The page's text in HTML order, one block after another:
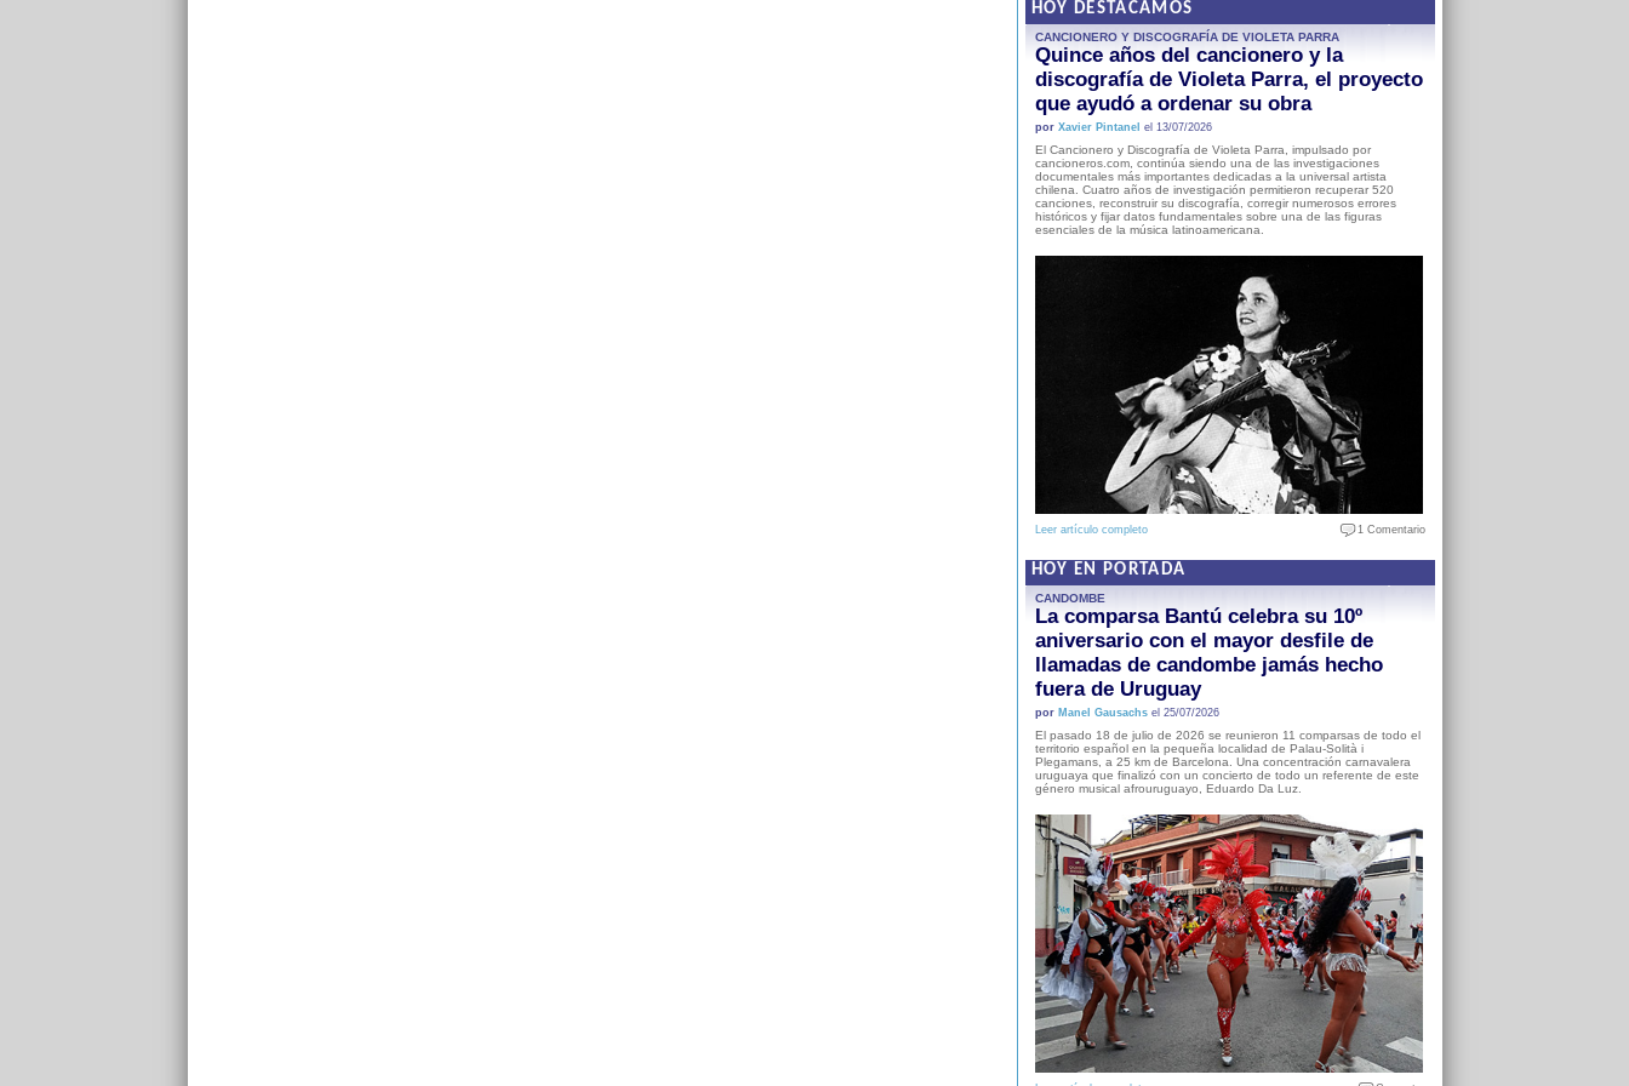
HOY DESTACAMOS
CANCIONERO Y DISCOGRAFÍA DE VIOLETA PARRA
Quince años del cancionero y la
discografía de Violeta Parra, el proyecto
que ayudó a ordenar su obra
por Xavier Pintanel el 13/07/2026
El Cancionero y Discografía de Violeta Parra, impulsado por
cancioneros.com, continúa siendo una de las investigaciones
documentales más importantes dedicadas a la universal artista
chilena. Cuatro años de investigación permitieron recuperar 520
canciones, reconstruir su discografía, corregir numerosos errores
históricos y fijar datos fundamentales sobre una de las figuras
esenciales de la música latinoamericana.
Leer artículo completo 1 Comentario
HOY EN PORTADA
CANDOMBE
La comparsa Bantú celebra su 10º
aniversario con el mayor desfile de
llamadas de candombe jamás hecho
fuera de Uruguay
por Manel Gausachsel 25/07/2026
El pasado 18 de julio de 2026 se reunieron 11 comparsas de todo el
territorio español en la pequeña localidad de Palau-Solità i
Plegamans, a 25 km de Barcelona. Una concentración carnavalera
uruguaya que finalizó con un concierto de todo un referente de este
género musical afrouruguayo, Eduardo Da Luz.